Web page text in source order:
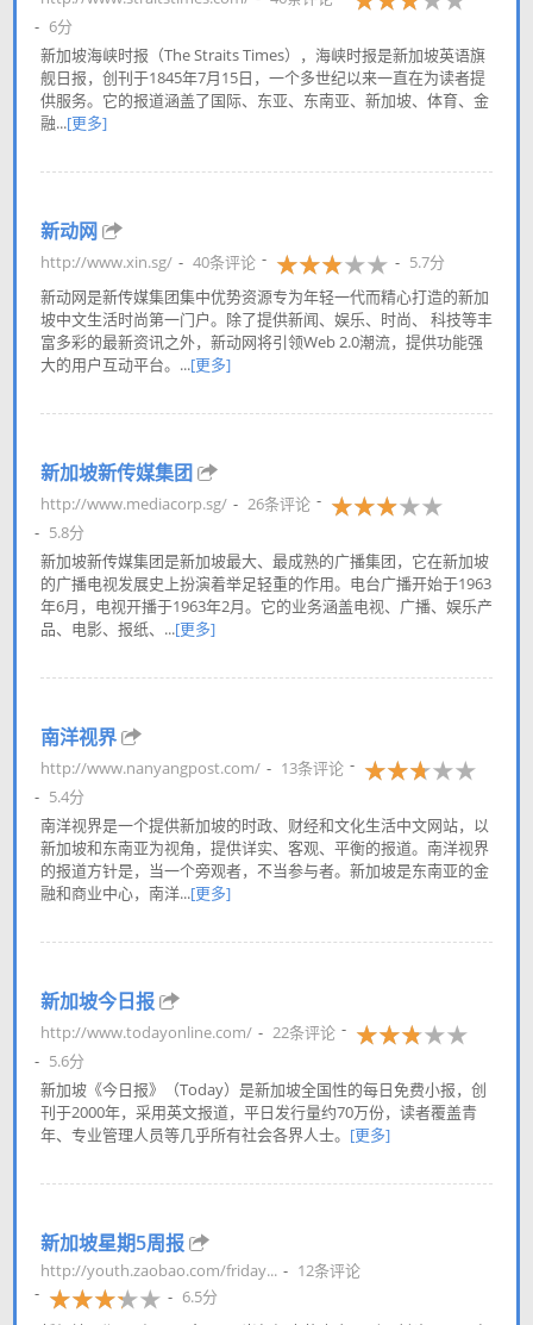
6分
新加坡海峡时报（The Straits Times），海峡时报是新加坡英语旗
舰日报，创刊于1845年7月15日，一个多世纪以来一直在为读者提
供服务。它的报道涵盖了国际、东亚、东南亚、新加坡、体育、金
融...[更多]
新动网
http://www.xin.sg/ 40条评论
5.7分
新动网是新传媒集团集中优势资源专为年轻一代而精心打造的新加
坡中文生活时尚第一门户。除了提供新闻、娱乐、时尚、 科技等丰
富多彩的最新资讯之外，新动网将引领Web 2.0潮流，提供功能强
大的用户互动平台。...[更多]
新加坡新传媒集团
http://www.mediacorp.sg/
26条评论
5.8分
新加坡新传媒集团是新加坡最大、最成熟的广播集团，它在新加坡
的广播电视发展史上扮演着举足轻重的作用。电台广播开始于1963
年6月，电视开播于1963年2月。它的业务涵盖电视、广播、娱乐产
品、电影、报纸、...[更多]
南洋视界
http://www.nanyangpost.com/
13条评论
5.4分
南洋视界是一个提供新加坡的时政、财经和文化生活中文网站，以
新加坡和东南亚为视角，提供详实、客观、平衡的报道。南洋视界
的报道方针是，当一个旁观者，不当参与者。新加坡是东南亚的金
融和商业中心，南洋...[更多]
新加坡今日报
http://www.todayonline.com/
22条评论
5.6分
新加坡《今日报》（Today）是新加坡全国性的每日免费小报，创
刊于2000年，采用英文报道，平日发行量约70万份，读者覆盖青
年、专业管理人员等几乎所有社会各界人士。 [更多]
新加坡星期5周报
http://youth.zaobao.com/friday...
12条评论
6.5分